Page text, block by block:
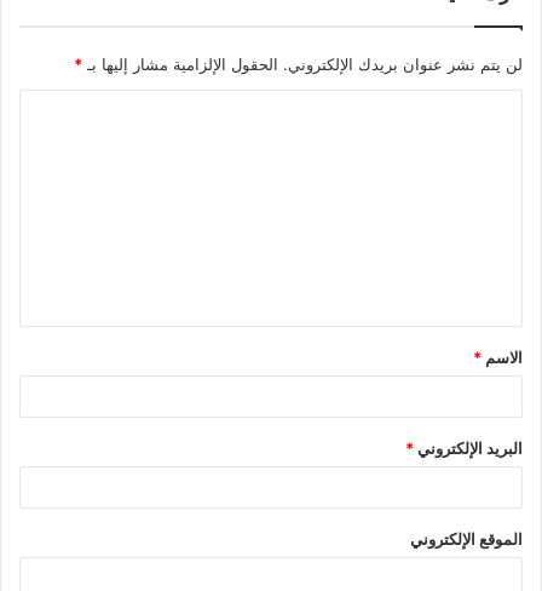
لن يتم نشر عنوان بريدك الإلكتروني. الحقول الإلزامية مشار إليها بـ *
ق
*
الاسم *
البريد الإلكتروني*
الموقع الإلكتروني